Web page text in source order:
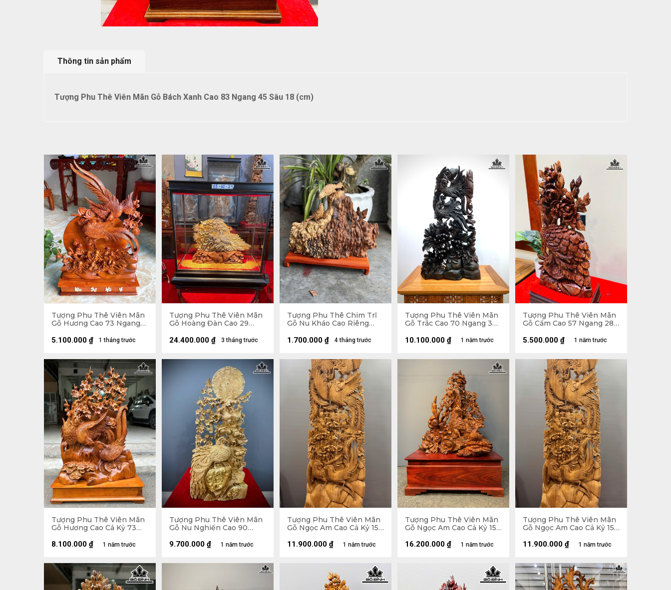
Thông tin sản phẩm
Tượng Phu Thê Viên Mãn Gỗ Bách Xanh Cao 83 Ngang 45 Sâu 18 (cm)
Tượng Phu Thê Viên Mãn
Gỗ Hương Cao 73 Ngang
1 tháng trước
5.100.000 ₫
Tượng Phu Thê Viên Mãn
Gỗ Hoàng Đàn Cao 29
Cao 60 Ngang 55 Sâu 25
3 tháng trước
24.400.000 ₫
Tượng Phu Thê Chim Trĩ
Gỗ Nu Kháo Cao Riêng
(cm)
4 tháng trước
1.700.000 ₫
Tượng Phu Thê Viên Mãn
Gỗ Trắc Cao 70 Ngang 39
1 năm trước
10.100.000 ₫
Tượng Phu Thê Viên Mãn
Gỗ Cẩm Cao 57 Ngang 28
1 năm trước
5.500.000 ₫
Tượng Phu Thê Viên Mãn
Gỗ Hương Cao Cả Kỷ 73
Cao 10
1 năm trước
8.100.000 ₫
Tượng Phu Thê Viên Mãn
Gỗ Nu Nghiến Cao 90
1 năm trước
9.700.000 ₫
Tượng Phu Thê Viên Mãn
Gỗ Ngọc Am Cao Cả Kỷ 150
Cao 15
1 năm trước
11.900.000 ₫
Tượng Phu Thê Viên Mãn
Gỗ Ngọc Am Cao Cả Kỷ 152
Cao 35
1 năm trước
16.200.000 ₫
Tượng Phu Thê Viên Mãn
Gỗ Ngọc Am Cao Cả Kỷ 150
Cao 15 (cm)
1 năm trước
11.900.000 ₫